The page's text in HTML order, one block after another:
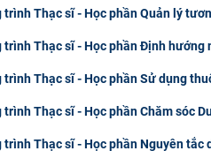
trình Thạc sĩ - Học phần Quản lý
trình Thạc sĩ - Học phần Định
trình Thạc sĩ - Học phần Sử dụng
trình Thạc sĩ - Học phần Chăm sóc
trình Thạc sĩ - Học phần Nguyên